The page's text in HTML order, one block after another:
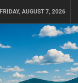
FRIDAY, AUGUST 7, 2026